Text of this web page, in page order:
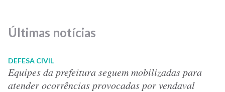
Últimas notícias
DEFESA CIVIL
Equipes da prefeitura seguem mobilizadas para
atender ocorrências provocadas por vendaval